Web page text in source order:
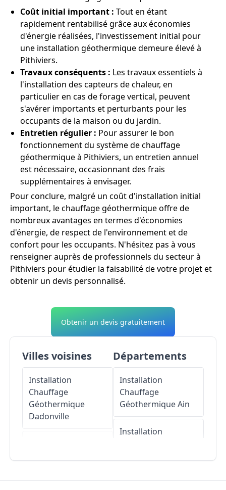
Coût initial important : Tout en étant
rapidement rentabilisé grâce aux économies
d'énergie réalisées, l'investissement initial pour
une installation géothermique demeure élevé à
Pithiviers.
Travaux conséquents : Les travaux essentiels à
l'installation des capteurs de chaleur, en
particulier en cas de forage vertical, peuvent
s'avérer importants et perturbants pour les
occupants de la maison ou du jardin.
Entretien régulier : Pour assurer le bon
fonctionnement du système de chauffage
géothermique à Pithiviers, un entretien annuel
est nécessaire, occasionnant des frais
supplémentaires à envisager.
Pour conclure, malgré un coût d'installation initial
important, le chauffage géothermique offre de
nombreux avantages en termes d'économies
d'énergie, de respect de l'environnement et de
confort pour les occupants. N'hésitez pas à vous
renseigner auprès de professionnels du secteur à
Pithiviers pour étudier la faisabilité de votre projet et
obtenir un devis personnalisé.
Obtenir un devis gratuitement
Villes voisines
Installation
Chauffage
Géothermique
Dadonville
Pithiviers-le-Vieil
Départements
Installation
Chauffage
GéothermiqueAin
Installation